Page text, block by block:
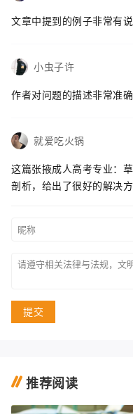
文章中提到的例子非常有
小虫子许
作者对问题的描述非常准
就爱吃火锅
这篇张掖成人高考专业：
剖析，给出了很好的解决方
提交
推荐阅读